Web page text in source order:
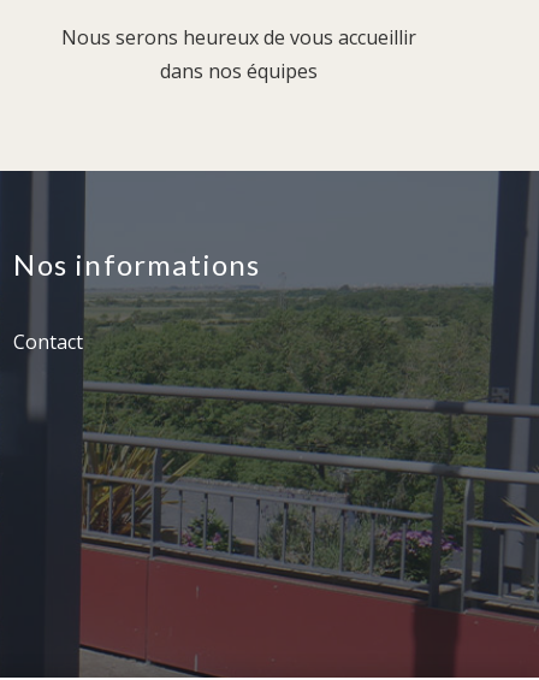
Nous serons heureux de vous accueillir
dans nos équipes
Nos informations
Contact